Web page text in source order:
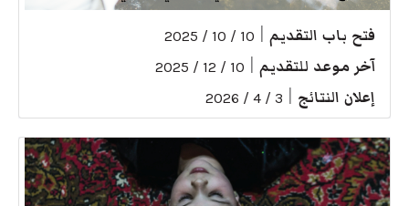
فتح باب التقديم 10 / 10 / 2025
آخر موعد للتقديم 10 / 12 / 2025
إعلان النتائج 3 / 4 / 2026